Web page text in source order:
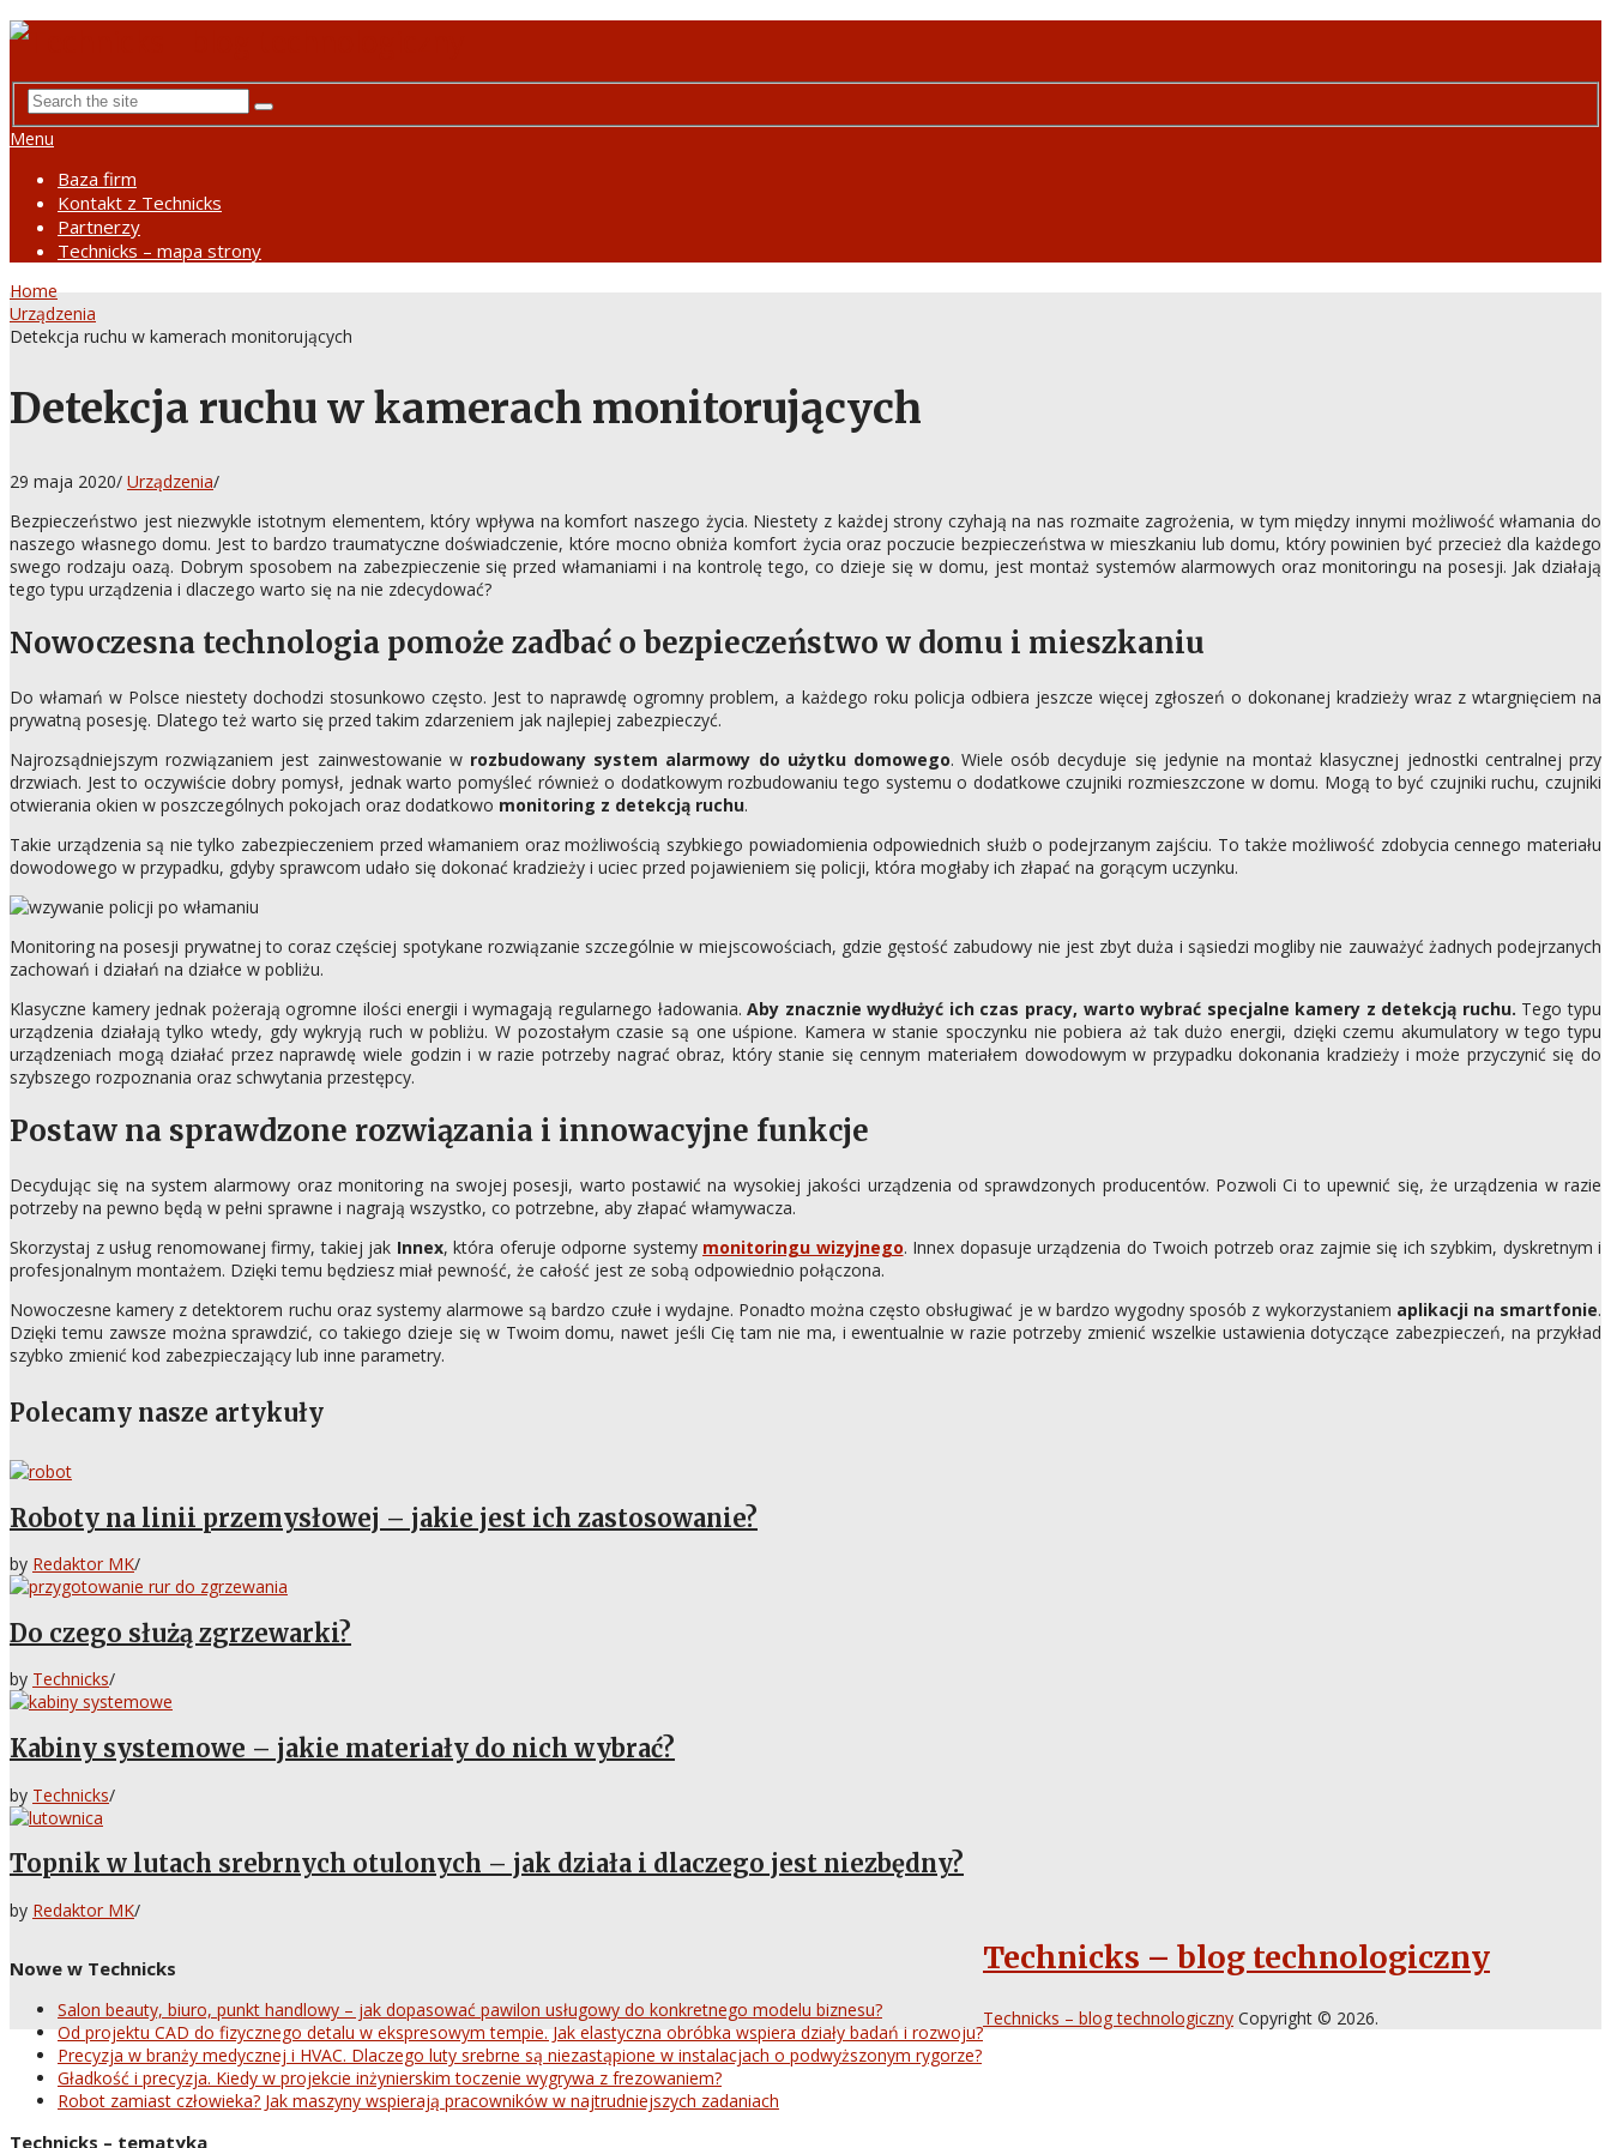
Menu
Baza firm
Kontakt z Technicks
Partnerzy
Technicks – mapa strony
Home
Urządzenia
Detekcja ruchu w kamerach monitorujących
Detekcja ruchu w kamerach monitorujących
29 maja 2020/ Urządzenia/
Bezpieczeństwo jest niezwykle istotnym elementem, który wpływa na komfort naszego życia. Niestety z każdej strony czyhają na nas rozmaite zagrożenia, w tym między innymi możliwość włamania do
naszego własnego domu. Jest to bardzo traumatyczne doświadczenie, które mocno obniża komfort życia oraz poczucie bezpieczeństwa w mieszkaniu lub domu, który powinien być przecież dla każdego
swego rodzaju oazą. Dobrym sposobem na zabezpieczenie się przed włamaniami i na kontrolę tego, co dzieje się w domu, jest montaż systemów alarmowych oraz monitoringu na posesji. Jak działają
tego typu urządzenia i dlaczego warto się na nie zdecydować?
Nowoczesna technologia pomoże zadbać o bezpieczeństwo w domu i mieszkaniu
Do włamań w Polsce niestety dochodzi stosunkowo często. Jest to naprawdę ogromny problem, a każdego roku policja odbiera jeszcze więcej zgłoszeń o dokonanej kradzieży wraz z wtargnięciem na
prywatną posesję. Dlatego też warto się przed takim zdarzeniem jak najlepiej zabezpieczyć.
Najrozsądniejszym rozwiązaniem jest zainwestowanie w rozbudowany system alarmowy do użytku domowego. Wiele osób decyduje się jedynie na montaż klasycznej jednostki centralnej przy
drzwiach. Jest to oczywiście dobry pomysł, jednak warto pomyśleć również o dodatkowym rozbudowaniu tego systemu o dodatkowe czujniki rozmieszczone w domu. Mogą to być czujniki ruchu, czujniki
otwierania okien w poszczególnych pokojach oraz dodatkowo monitoring z detekcją ruchu.
Takie urządzenia są nie tylko zabezpieczeniem przed włamaniem oraz możliwością szybkiego powiadomienia odpowiednich służb o podejrzanym zajściu. To także możliwość zdobycia cennego materiału
dowodowego w przypadku, gdyby sprawcom udało się dokonać kradzieży i uciec przed pojawieniem się policji, która mogłaby ich złapać na gorącym uczynku.
Monitoring na posesji prywatnej to coraz częściej spotykane rozwiązanie szczególnie w miejscowościach, gdzie gęstość zabudowy nie jest zbyt duża i sąsiedzi mogliby nie zauważyć żadnych podejrzanych
zachowań i działań na działce w pobliżu.
Klasyczne kamery jednak pożerają ogromne ilości energii i wymagają regularnego ładowania.Aby znacznie wydłużyć ich czas pracy, warto wybrać specjalne kamery z detekcją ruchu. Tego typu
urządzenia działają tylko wtedy, gdy wykryją ruch w pobliżu. W pozostałym czasie są one uśpione. Kamera w stanie spoczynku nie pobiera aż tak dużo energii, dzięki czemu akumulatory w tego typu
urządzeniach mogą działać przez naprawdę wiele godzin i w razie potrzeby nagrać obraz, który stanie się cennym materiałem dowodowym w przypadku dokonania kradzieży i może przyczynić się do
szybszego rozpoznania oraz schwytania przestępcy.
Postaw na sprawdzone rozwiązania i innowacyjne funkcje
Decydując się na system alarmowy oraz monitoring na swojej posesji, warto postawić na wysokiej jakości urządzenia od sprawdzonych producentów. Pozwoli Ci to upewnić się, że urządzenia w razie
potrzeby na pewno będą w pełni sprawne i nagrają wszystko, co potrzebne, aby złapać włamywacza.
Skorzystaj z usług renomowanej firmy, takiej jak Innex, która oferuje odporne systemy monitoringu wizyjnego. Innex dopasuje urządzenia do Twoich potrzeb oraz zajmie się ich szybkim, dyskretnym i
profesjonalnym montażem. Dzięki temu będziesz miał pewność, że całość jest ze sobą odpowiednio połączona.
Nowoczesne kamery z detektorem ruchu oraz systemy alarmowe są bardzo czułe i wydajne. Ponadto można często obsługiwać je w bardzo wygodny sposób z wykorzystaniem aplikacji na smartfonie.
Dzięki temu zawsze można sprawdzić, co takiego dzieje się w Twoim domu, nawet jeśli Cię tam nie ma, i ewentualnie w razie potrzeby zmienić wszelkie ustawienia dotyczące zabezpieczeń, na przykład
szybko zmienić kod zabezpieczający lub inne parametry.
Polecamy nasze artykuły
Roboty na linii przemysłowej – jakie jest ich zastosowanie?
by Redaktor MK/
Do czego służą zgrzewarki?
by Technicks/
Kabiny systemowe – jakie materiały do nich wybrać?
by Technicks/
Topnik w lutach srebrnych otulonych – jak działa i dlaczego jest niezbędny?
by Redaktor MK/
Nowe w Technicks
Salon beauty, biuro, punkt handlowy – jak dopasować pawilon usługowy do konkretnego modelu biznesu?
Od projektu CAD do fizycznego detalu w ekspresowym tempie. Jak elastyczna obróbka wspiera działy badań i rozwoju?
Precyzja w branży medycznej i HVAC. Dlaczego luty srebrne są niezastąpione w instalacjach o podwyższonym rygorze?
Gładkość i precyzja. Kiedy w projekcie inżynierskim toczenie wygrywa z frezowaniem?
Robot zamiast człowieka? Jak maszyny wspierają pracowników w najtrudniejszych zadaniach
Technicks – tematyka
Technicks – blog technologiczny
Technicks – blog technologiczny Copyright © 2026.